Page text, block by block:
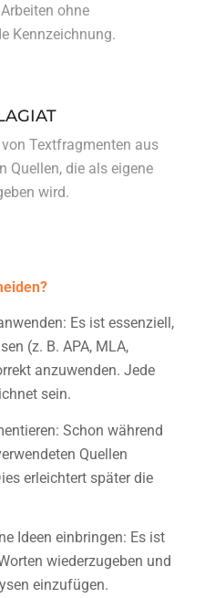
ohne
Kennzeichnung.
Textfragmenten aus
Quellen, die als eigene
wird.
Es ist essenziell,
(z. B. APA, MLA,
anzuwenden. Jede
sein.
Schon während
Quellen
erleichtert später die
Ideen einbringen: Es ist
wiederzugeben und
einzufügen.